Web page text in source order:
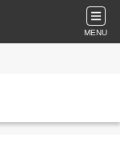
MENU